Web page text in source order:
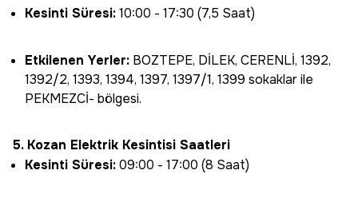
Kesinti Süresi:10:00 - 17:30 (7,5 Saat)
Etkilenen Yerler: BOZTEPE, DİLEK, CERENLİ, 1392,
1392/2, 1393, 1394, 1397, 1397/1, 1399 sokaklar ile
PEKMEZCİ- bölgesi.
5. Kozan Elektrik Kesintisi Saatleri
Kesinti Süresi:09:00 - 17:00 (8 Saat)